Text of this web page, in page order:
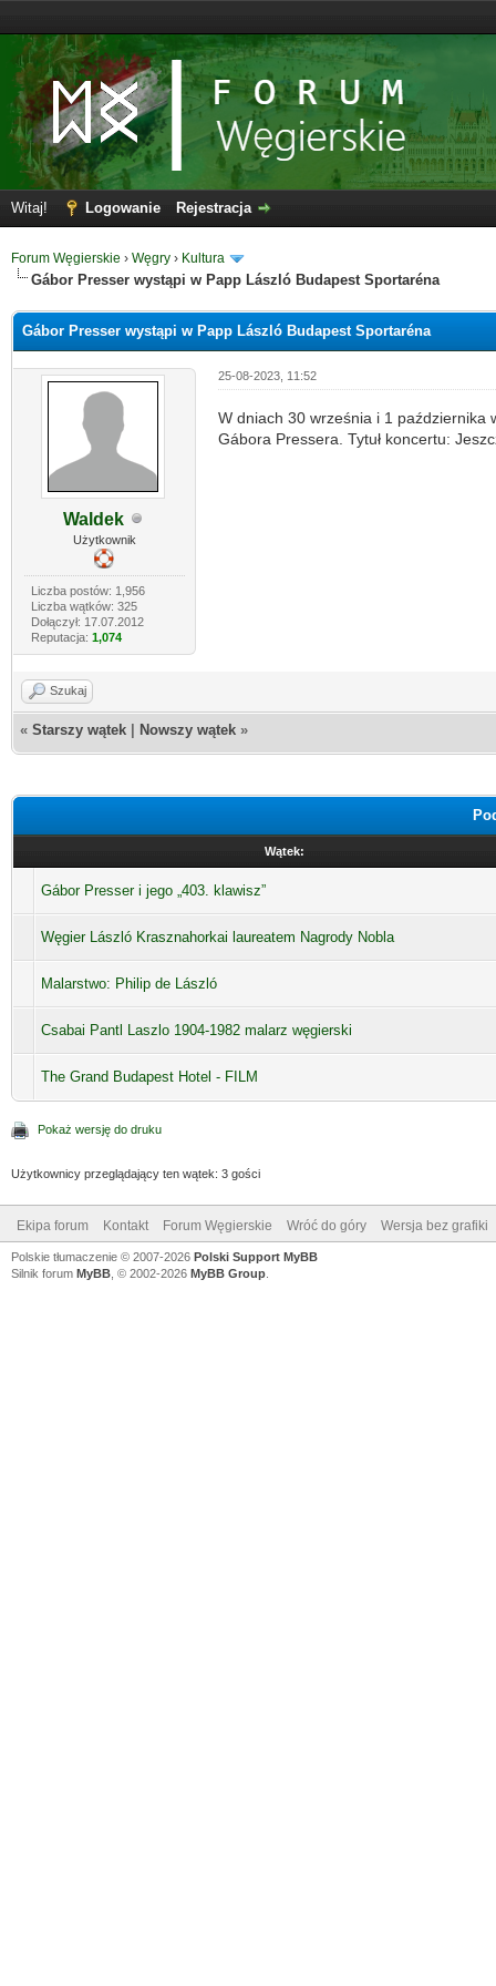
Witaj! Logowanie Rejestracja
Forum Węgierskie › Węgry › Kultura
Gábor Presser wystąpi w Papp László Budapest Sportaréna
Gábor Presser wystąpi w Papp László Budapest Sportaréna
Waldek
Użytkownik
Liczba postów: 1,956
Liczba wątków: 325
Dołączył: 17.07.2012
Reputacja: 1,074
25-08-2023, 11:52
W dniach 30 września i 1 października
Gábora Pressera. Tytuł koncertu:
Szukaj
« Starszy wątek Nowszy wątek »
Wątek:
Gábor Presser i jego „403. klawisz”
Węgier László Krasznahorkai laureatem Nagrody Nobla
Malarstwo: Philip de László
Csabai Pantl Laszlo 1904-1982 malarz węgierski
The Grand Budapest Hotel - FILM
Pokaż wersję do druku
Użytkownicy przeglądający ten wątek: 3 gości
Ekipa forum Kontakt Forum Węgierskie Wróć do góry Wersja bez grafiki
Polskie tłumaczenie © 2007-2026 Polski Support MyBB
Silnik forum MyBB , © 2002-2026 MyBB Group